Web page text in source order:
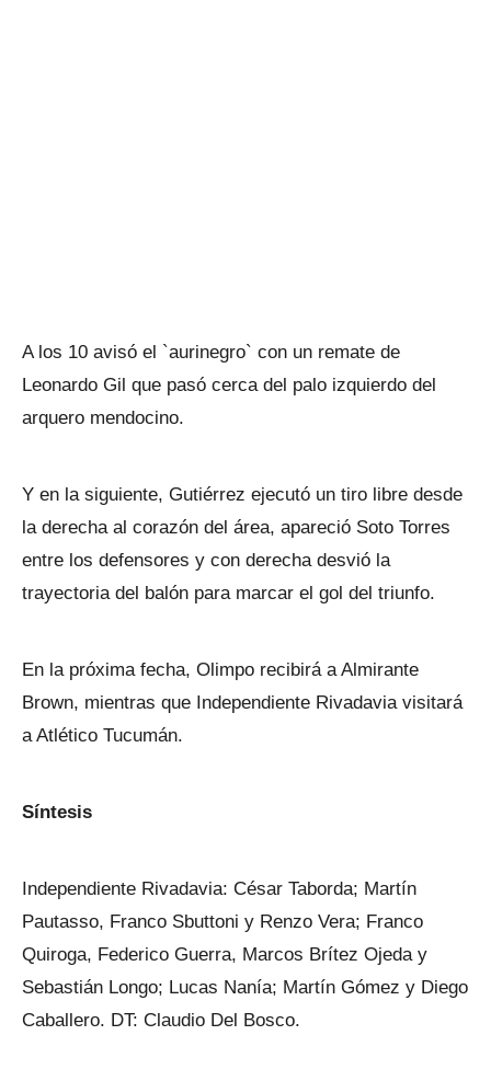
A los 10 avisó el `aurinegro` con un remate de
Leonardo Gil que pasó cerca del palo izquierdo del
arquero mendocino.
Y en la siguiente, Gutiérrez ejecutó un tiro libre desde
la derecha al corazón del área, apareció Soto Torres
entre los defensores y con derecha desvió la
trayectoria del balón para marcar el gol del triunfo.
En la próxima fecha, Olimpo recibirá a Almirante
Brown, mientras que Independiente Rivadavia visitará
a Atlético Tucumán.
Síntesis
Independiente Rivadavia: César Taborda; Martín
Pautasso, Franco Sbuttoni y Renzo Vera; Franco
Quiroga, Federico Guerra, Marcos Brítez Ojeda y
Sebastián Longo; Lucas Nanía; Martín Gómez y Diego
Caballero. DT: Claudio Del Bosco.